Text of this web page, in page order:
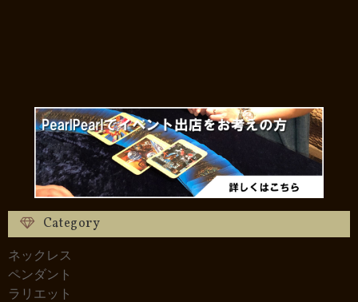
Category
ネックレス
ペンダント
ラリエット